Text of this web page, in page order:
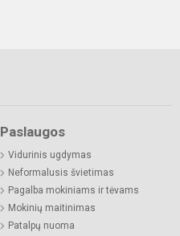
Paslaugos
Vidurinis ugdymas
Neformalusis švietimas
Pagalba mokiniams ir tėvams
Mokinių maitinimas
Patalpų nuoma